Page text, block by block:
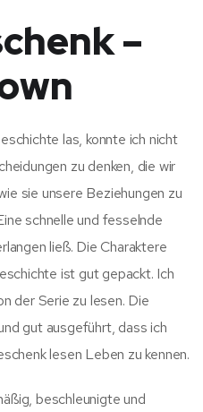
–
las, konnte ich nicht
zu denken, die wir
sie unsere Beziehungen zu
schnelle und fesselnde
ließ. Die Charaktere
ist gut gepackt. Ich
der Serie zu lesen. Die
gut ausgeführt, dass ich
lesen Leben zu kennen.
beschleunigte und